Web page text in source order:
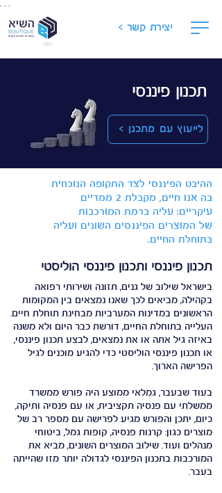
יצירת קשר >
תכנון פיננסי
לייעוץ עם מתכנן >
ההיבט הפיננסי לצד התקופה הנוכחית
בה אנו חיים, מקבלת 2 ממדיים
עיקריים: עליה ברמת המורכבות
של המוצרים הפיננסים השונים ועליה
בתוחלת החיים.
תכנון פיננסי ותכנון פיננסי הוליסטי
בישראל שילוב של גנים, תזונה ושירותי רפואה
בקהילה, מביאים לכך שאנו נמצאים בין המקומות
הראשונים במדינות המערביות מבחינת תוחלת חיים.
העלייה בתוחלת החיים, דורשת כבר היום ולא משנה
באיזה גיל אתה או את נמצאים, לבצע תכנון פיננסי,
או תכנון פיננסי הוליסטי כדי להגיע מוכנים לגיל
הפרישה הארוך.
בעוד שבעבר, גמלאי ממוצע היה פורש ממשרד
ממשלתי עם פנסיה תקציבית, או עם פנסיה ותיקה,
כיום, יתכן והפורש מגיע לפרישה עם מספר רב של
מוצרים כגון: קרנות פנסיה, קופות גמל, ביטוחי
מנהלים ועוד. שילוב המוצרים השונים, מביא את
המורכבות בתכנון הפיננסי לגדולה יותר מזו שהייתה
בעבר.